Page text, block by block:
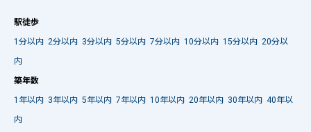
駅徒歩
1分以内 2分以内 3分以内 5分以内 7分以内 10分以内 15分以内 20分以
内
築年数
1年以内 3年以内 5年以内 7年以内 10年以内 20年以内 30年以内 40年以
内